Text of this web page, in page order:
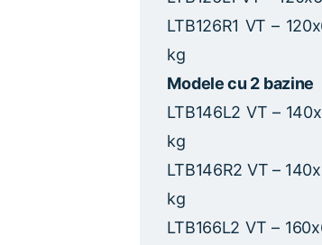
LTB126R1 VT –
kg
Modele cu 2 bazine
LTB146L2 VT –
kg
LTB146R2 VT –
kg
LTB166L2 VT –